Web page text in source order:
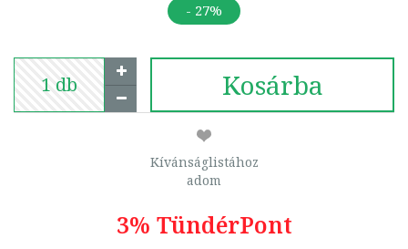
- 27%
Kosárba
Kívánságlistához
adom
3% TündérPont